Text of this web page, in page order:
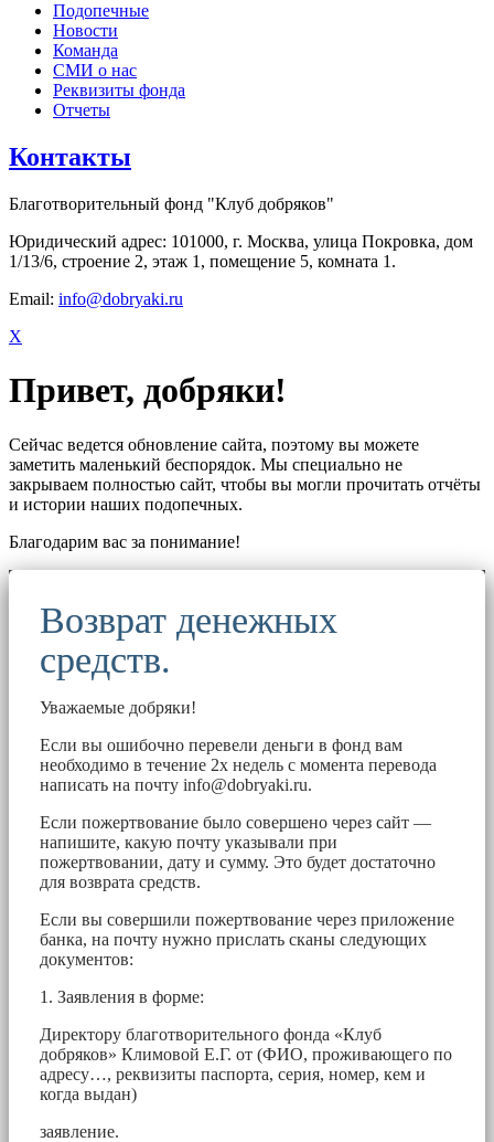
Подопечные
Новости
Команда
СМИ о нас
Реквизиты фонда
Отчеты
Контакты
Благотворительный фонд "Клуб добряков"
Юридический адрес: 101000, г. Москва, улица Покровка, дом
1/13/6, строение 2, этаж 1, помещение 5, комната 1.
Email: info@dobryaki.ru
X
Привет, добряки!
Сейчас ведется обновление сайта, поэтому вы можете
заметить маленький беспорядок. Мы специально не
закрываем полностью сайт, чтобы вы могли прочитать отчёты
и истории наших подопечных.
Благодарим вас за понимание!
Возврат денежных
средств.
Уважаемые добряки!
Если вы ошибочно перевели деньги в фонд вам
необходимо в течение 2х недель с момента перевода
написать на почту info@dobryaki.ru.
Если пожертвование было совершено через сайт —
напишите, какую почту указывали при
пожертвовании, дату и сумму. Это будет достаточно
для возврата средств.
Если вы совершили пожертвование через приложение
банка, на почту нужно прислать сканы следующих
документов:
1. Заявления в форме:
Директору благотворительного фонда «Клуб
добряков» Климовой Е.Г. от (ФИО, проживающего по
адресу…, реквизиты паспорта, серия, номер, кем и
когда выдан)
заявление.